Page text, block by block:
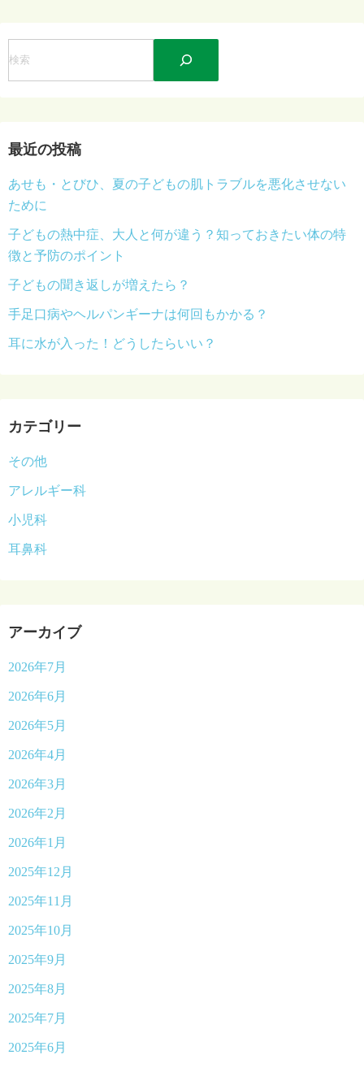
索
最近の投稿
あせも・とびひ、夏の子どもの肌トラブルを悪化させない
ために
子どもの熱中症、大人と何が違う？知っておきたい体の特
徴と予防のポイント
子どもの聞き返しが増えたら？
手足口病やヘルパンギーナは何回もかかる？
耳に水が入った！どうしたらいい？
カテゴリー
その他
アレルギー科
小児科
耳鼻科
アーカイブ
2026年7月
2026年6月
2026年5月
2026年4月
2026年3月
2026年2月
2026年1月
2025年12月
2025年11月
2025年10月
2025年9月
2025年8月
2025年7月
2025年6月